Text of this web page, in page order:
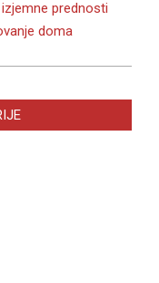
prednosti
doma